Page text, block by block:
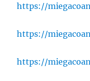
https://
https://
https://